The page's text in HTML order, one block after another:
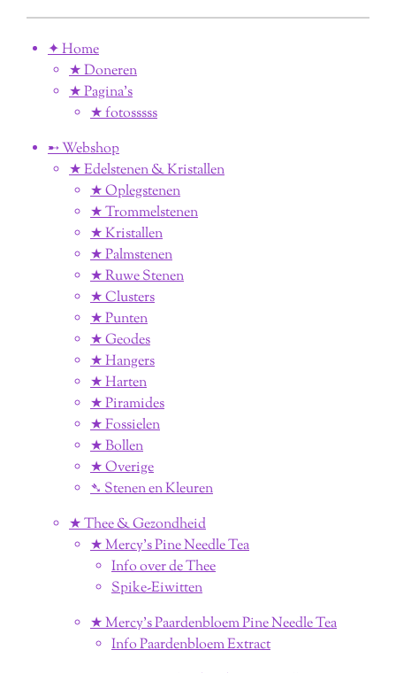
✦ Home
★ Doneren
★ Pagina’s
★ fotosssss
➸ Webshop
★ Edelstenen & Kristallen
★ Oplegstenen
★ Trommelstenen
★ Kristallen
★ Palmstenen
★ Ruwe Stenen
★ Clusters
★ Punten
★ Geodes
★ Hangers
★ Harten
★ Piramides
★ Fossielen
★ Bollen
★ Overige
➴ Stenen en Kleuren
★ Thee & Gezondheid
★ Mercy's Pine Needle Tea
Info over de Thee
Spike-Eiwitten
★ Mercy's Paardenbloem Pine Needle Tea
Info Paardenbloem Extract